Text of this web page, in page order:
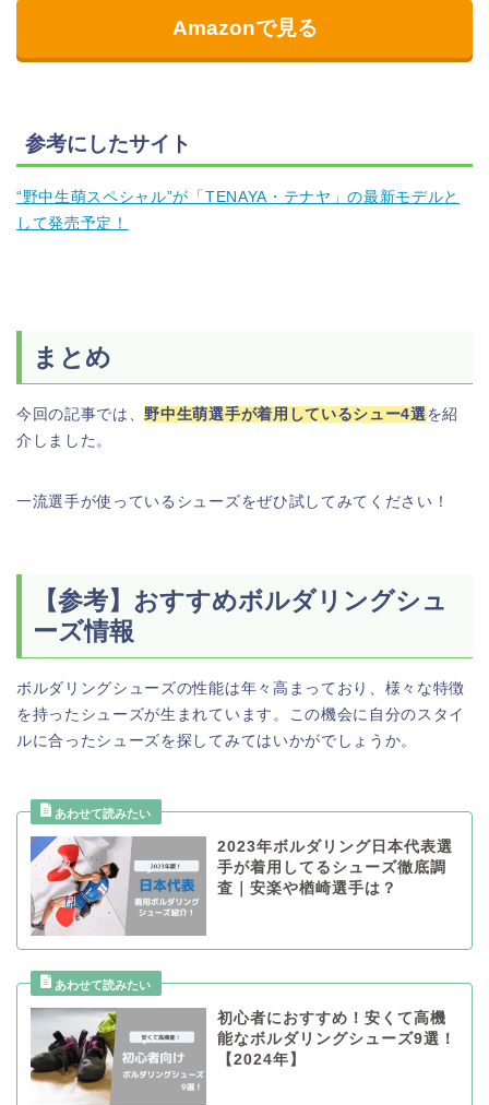
Amazonで見る
参考にしたサイト
“野中生萌スペシャル”が「TENAYA・テナヤ」の最新モデルと
して発売予定！
まとめ
今回の記事では、野中生萌選手が着用しているシュー4選を紹
介しました。
一流選手が使っているシューズをぜひ試してみてください！
【参考】おすすめボルダリングシュ
ーズ情報
ボルダリングシューズの性能は年々高まっており、様々な特徴
を持ったシューズが生まれています。この機会に自分のスタイ
ルに合ったシューズを探してみてはいかがでしょうか。
2023年ボルダリング日本代表選
手が着用してるシューズ徹底調
査｜安楽や楢崎選手は？
初心者におすすめ！安くて高機
能なボルダリングシューズ9選！
【2024年】